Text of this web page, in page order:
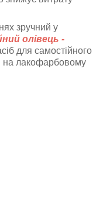
зручний у
олівець -
для самостійного
на лакофарбовому